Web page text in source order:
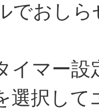
でおし
イマー設
選択し